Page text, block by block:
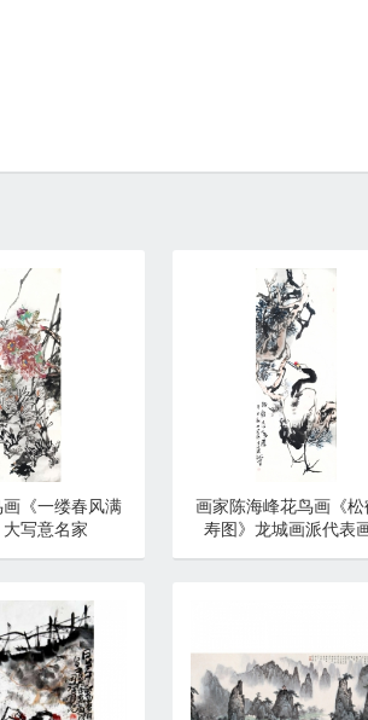
《一缕春风满
写意名家
画家陈海峰花鸟画《
寿图》龙城画派代表